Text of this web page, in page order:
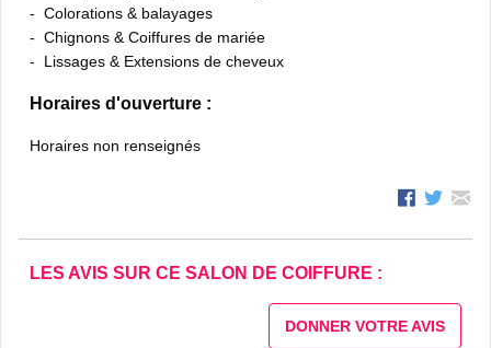
Colorations & balayages
Chignons & Coiffures de mariée
Lissages & Extensions de cheveux
Horaires d'ouverture :
Horaires non renseignés
LES AVIS SUR CE SALON DE COIFFURE :
DONNER VOTRE AVIS